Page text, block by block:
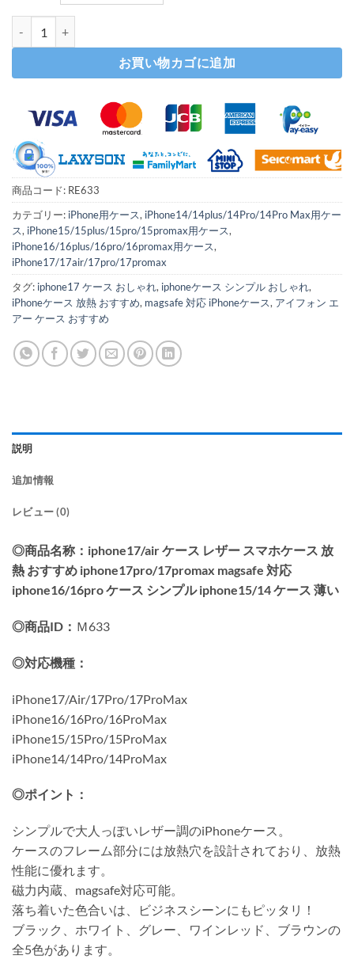
お買い物カゴに追加
商品コード: RE633
カテゴリー: iPhone用ケース, iPhone14/14plus/14Pro/14Pro Max用ケー
ス, iPhone15/15plus/15pro/15promax用ケース,
iPhone16/16plus/16pro/16promax用ケース,
iPhone17/17air/17pro/17promax
タグ: iphone17 ケース おしゃれ, iphoneケース シンプル おしゃれ,
iPhoneケース 放熱 おすすめ, magsafe 対応 iPhoneケース, アイフォン エ
アー ケース おすすめ
説明
追加情報
レビュー (0)
◎商品名称：iphone17/air ケース レザー スマホケース 放
熱 おすすめ iphone17pro/17promax magsafe 対応
iphone16/16pro ケース シンプル iphone15/14 ケース 薄い
◎商品ID： Ｍ633
◎対応機種：
iPhone17/Air/17Pro/17ProMax
iPhone16/16Pro/16ProMax
iPhone15/15Pro/15ProMax
iPhone14/14Pro/14ProMax
◎ポイント：
シンプルで大人っぽいレザー調のiPhoneケース。
ケースのフレーム部分には放熱穴を設計されており、放熱
性能に優れます。
磁力内蔵、magsafe対応可能。
落ち着いた色合いは、ビジネスシーンにもピッタリ！
ブラック、ホワイト、グレー、ワインレッド、ブラウンの
全5色があります。